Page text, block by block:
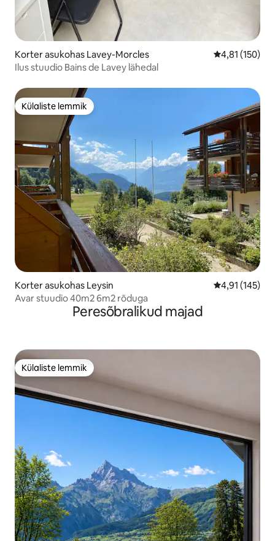
Korter asukohas Lavey-Morcles Keskmine
4,81 (150)
Ilus stuudio Bains de Lavey lähedal
Külaliste lemmik
Külaliste lemmik
Korter asukohas Leysin Keskmine
4,91 (145)
Avar stuudio 40m2 6m2 rõduga
Peresõbralikud majad
Külaliste lemmik
Külaliste lemmik